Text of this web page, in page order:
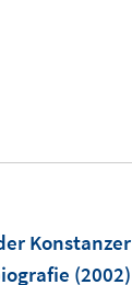
Konstanzer
(2002)